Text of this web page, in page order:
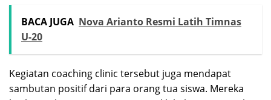
BACA JUGA Nova Arianto Resmi Latih Timnas
U-20
Kegiatan coaching clinic tersebut juga mendapat
sambutan positif dari para orang tua siswa. Mereka